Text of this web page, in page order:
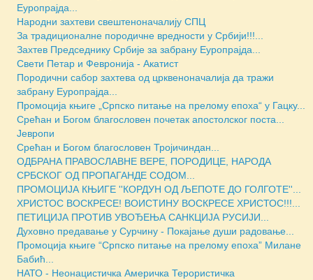
Еуропрајда...
Народни захтеви свештеноначалију СПЦ
За традиционалне породичне вредности у Србији!!!...
Захтев Председнику Србије за забрану Еуропрајда...
Свети Петар и Февронија - Акатист
Породични сабор захтева од црквеноначалија да тражи
забрану Еуропрајда...
Промоција књиге „Српско питање на прелому епоха“ у Гацку...
Срећан и Богом благословен почетак апостолског поста...
Јевропи
Срећан и Богом благословен Тројичиндан...
ОДБРАНА ПРАВОСЛАВНЕ ВЕРЕ, ПОРОДИЦЕ, НАРОДА
СРБСКОГ ОД ПРОПАГАНДЕ СОДОМ...
ПРОМОЦИЈА КЊИГЕ ''КОРДУН ОД ЉЕПОТЕ ДО ГОЛГОТЕ''...
ХРИСТОС ВОСКРЕСЕ! ВОИСТИНУ ВОСКРЕСЕ ХРИСТОС!!!...
ПЕТИЦИЈА ПРОТИВ УВОЂЕЊА САНКЦИЈА РУСИЈИ...
Духовно предавање у Сурчину - Покајање души радовање...
Промоција књиге “Српско питање на прелому епоха” Милане
Бабић...
НАТО - Неонацистичка Америчка Терористичка